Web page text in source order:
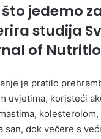
što jedemo
studija
of
je pratilo
uvjetima, koristeći
san, dok večere s